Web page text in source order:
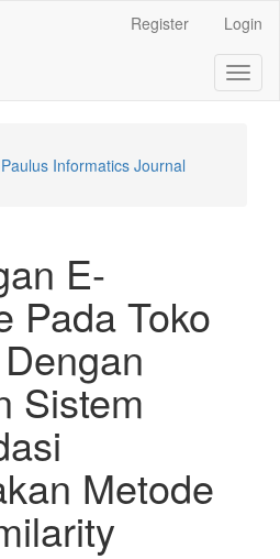
Register Login
Informatics Journal
E-
Pada Toko
Sistem
Metode